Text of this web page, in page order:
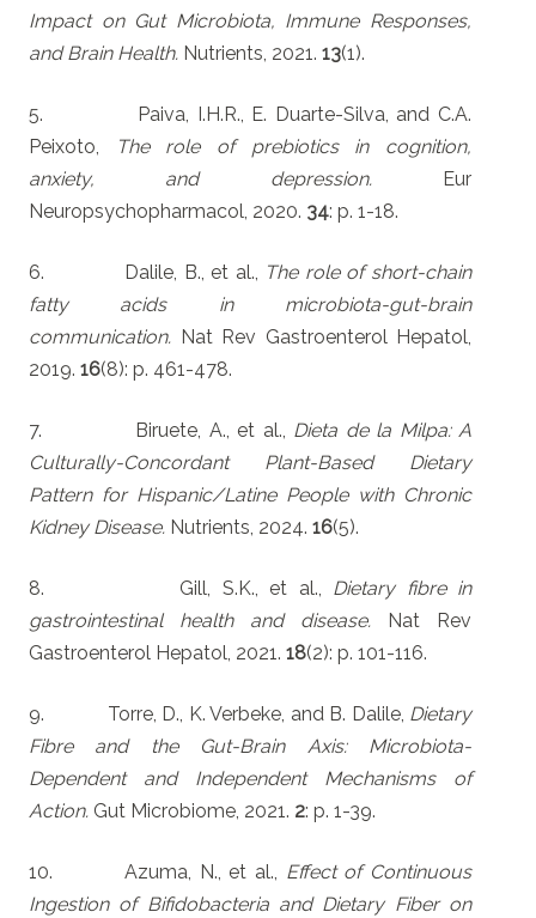
Impact on Gut Microbiota, Immune Responses,
and Brain Health. Nutrients, 2021. 13(1).
5. Paiva, I.H.R., E. Duarte-Silva, and C.A.
Peixoto,
The role of prebiotics in cognition,
anxiety, and depression.Eur
Neuropsychopharmacol, 2020. 34: p. 1-18.
6. Dalile, B., et al., The role of short-chain
fatty acids in microbiota-gut-brain
communication. Nat Rev Gastroenterol Hepatol,
2019. 16(8): p. 461-478.
7. Biruete, A., et al., Dieta de la Milpa: A
Culturally-Concordant Plant-Based Dietary
Pattern for Hispanic/Latine People with Chronic
Kidney Disease. Nutrients, 2024. 16(5).
8. Gill, S.K., et al., Dietary fibre in
gastrointestinal health and disease. Nat Rev
Gastroenterol Hepatol, 2021. 18(2): p. 101-116.
9. Torre, D., K. Verbeke, and B. Dalile, Dietary
Fibre and the Gut-Brain Axis: Microbiota-
Dependent and Independent Mechanisms of
Action. Gut Microbiome, 2021. 2: p. 1-39.
10. Azuma, N., et al., Effect of Continuous
Ingestion of Bifidobacteria and Dietary Fiber on